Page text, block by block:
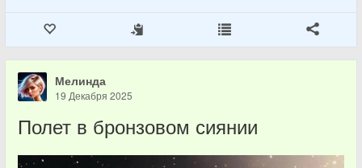
Мелинда
19 Декабря 2025
Полет в бронзовом сиянии